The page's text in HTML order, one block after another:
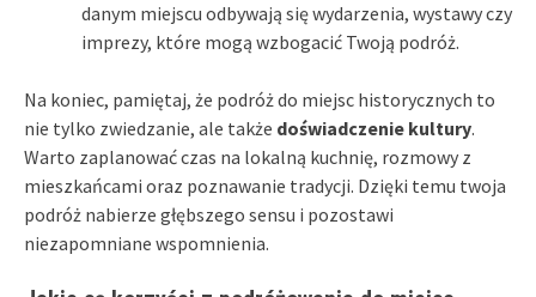
danym miejscu odbywają się wydarzenia, wystawy czy
imprezy, które mogą wzbogacić Twoją podróż.
Na koniec, pamiętaj, że podróż do miejsc historycznych to
nie tylko zwiedzanie, ale także doświadczenie kultury.
Warto zaplanować czas na lokalną kuchnię, rozmowy z
mieszkańcami oraz poznawanie tradycji. Dzięki temu twoja
podróż nabierze głębszego sensu i pozostawi
niezapomniane wspomnienia.